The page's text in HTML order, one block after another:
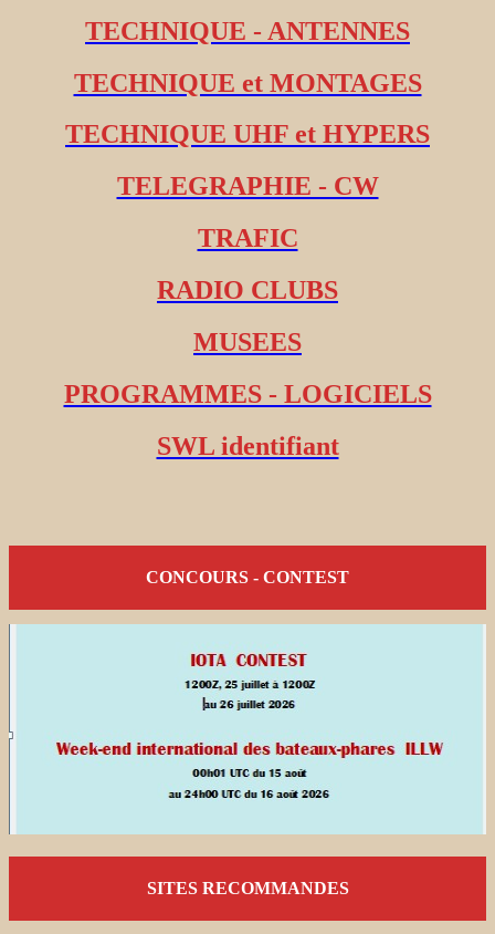
TECHNIQUE - ANTENNES
TECHNIQUE et MONTAGES
TECHNIQUE UHF et HYPERS
TELEGRAPHIE - CW
TRAFIC
RADIO CLUBS
MUSEES
PROGRAMMES - LOGICIELS
SWL identifiant
CONCOURS - CONTEST
SITES RECOMMANDES